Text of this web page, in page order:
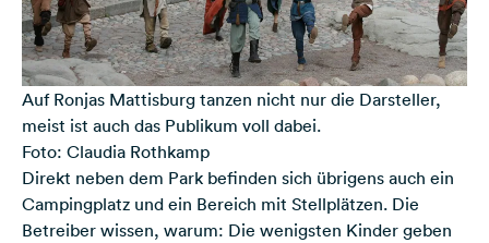
Auf Ronjas Mattisburg tanzen nicht nur die Darsteller,
meist ist auch das Publikum voll dabei.
Foto: Claudia Rothkamp
Direkt neben dem Park befinden sich übrigens auch ein
Campingplatz und ein Bereich mit Stellplätzen. Die
Betreiber wissen, warum: Die wenigsten Kinder geben